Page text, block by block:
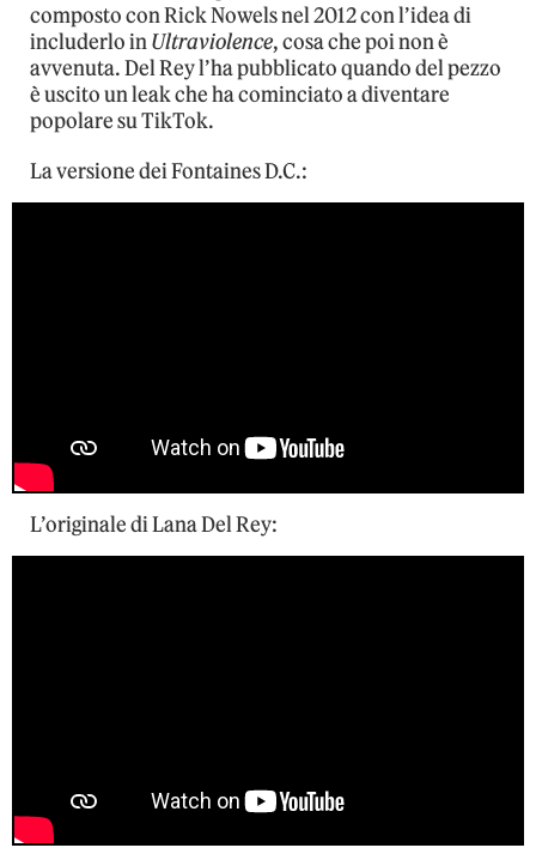
composto con Rick Nowels nel 2012 con l’idea di
includerlo inUltraviolence, cosa che poi non è
avvenuta. Del Rey l’ha pubblicato quando del pezzo
è uscito un leak che ha cominciato a diventare
popolare su TikTok.
La versione dei Fontaines D.C.:
L’originale di Lana Del Rey: